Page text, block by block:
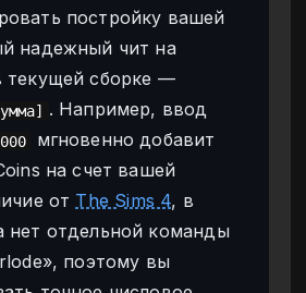
постройку вашей
надежный чит на
текущей сборке —
. Например, ввод
мгновенно добавит
на счет вашей
от The Sims 4, в
нет отдельной команды
поэтому вы